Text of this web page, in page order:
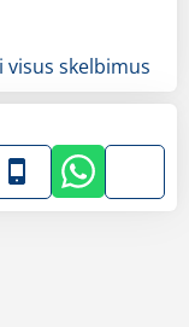
visus skelbimus